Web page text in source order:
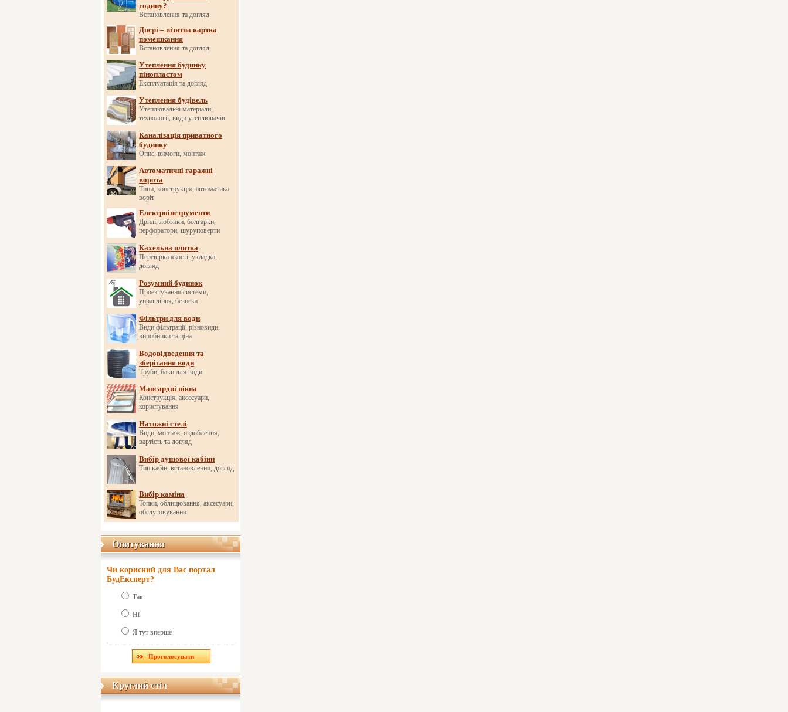
годину?
Встановлення та догляд
Двері – візитна картка
помешкання
Встановлення та догляд
Утеплення будинку
пінопластом
Експлуатація та догляд
Утеплення будівель
Утеплювальні матеріали,
технології, види утеплювачів
Каналізація приватного
будинку
Опис, вимоги, монтаж
Автоматичні гаражні
ворота
Типи, конструкція, автоматика
воріт
Електроінструменти
Дрилі, лобзики, болгарки,
перфоратори, шуруповерти
Кахельна плитка
Перевірка якості, укладка,
догляд
Розумний будинок
Проектування системи,
управління, безпека
Фільтри для води
Види фільтрації, різновиди,
виробники та ціна
Водовідведення та
зберігання води
Труби, баки для води
Мансардні вікна
Конструкція, аксесуари,
користування
Натяжні стелі
Види, монтаж, оздоблення,
вартість та догляд
Вибір душової кабіни
Тип кабін, встановлення, догляд
Вибір каміна
Топки, облицювання, аксесуари,
обслуговування
Опитування
Опитування
Чи корисний для Вас портал
БудЕксперт?
Так
Ні
Я тут вперше
Круглий стіл
Круглий стіл